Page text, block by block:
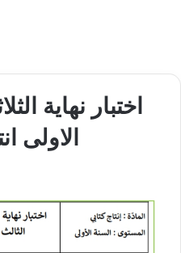
اختبار نهاية
الاولى